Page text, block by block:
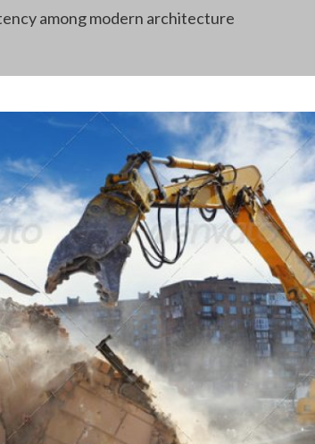
among modern architecture